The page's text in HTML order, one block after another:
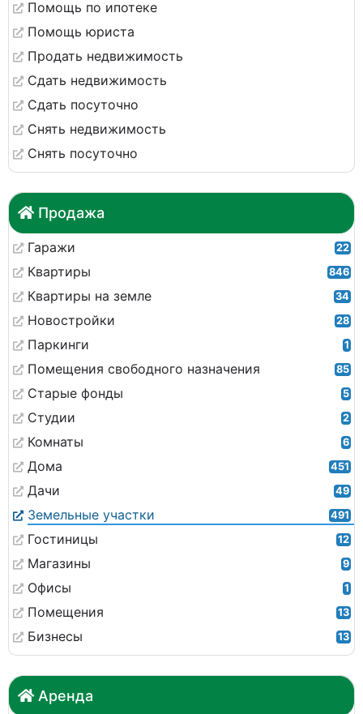
Помощь по ипотеке
Помощь юриста
Продать недвижимость
Сдать недвижимость
Сдать посуточно
Снять недвижимость
Снять посуточно
Продажа
Гаражи 22
Квартиры 846
Квартиры на земле 34
Новостройки 28
Паркинги 1
Помещения свободного назначения 85
Старые фонды 5
Студии 2
Комнаты 6
Дома 451
Дачи 49
Земельные участки 491
Гостиницы 12
Магазины 9
Офисы 1
Помещения 13
Бизнесы 13
Аренда